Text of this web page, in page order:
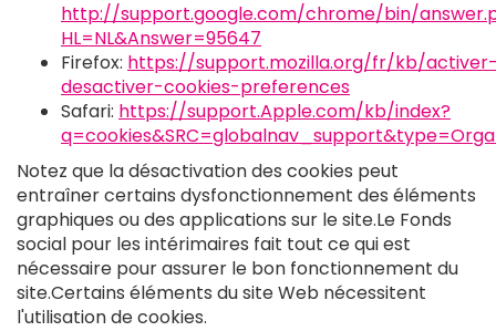
http://support.google.com/chrome/bin/
HL=NL&Answer=95647
Firefox: https://support.mozilla.org/fr/kb/
desactiver-cookies-preferences
Safari: https://support.Apple.com/kb/index?
Notez que la désactivation des cookies peut
entraîner certains dysfonctionnement des éléments
graphiques ou des applications sur le site.Le Fonds
social pour les intérimaires fait tout ce qui est
nécessaire pour assurer le bon fonctionnement du
site.Certains éléments du site Web nécessitent
l'utilisation de cookies.